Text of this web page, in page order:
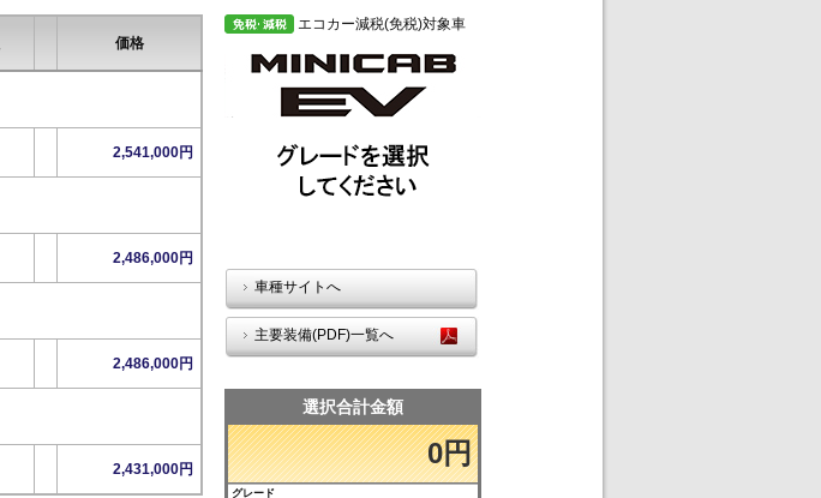
価格
2,541,000円
2,486,000円
2,486,000円
2,431,000円
エコカー減税(免税)対象車
車種サイトへ
主要装備(PDF)一覧へ
選択合計金額
0円
グレード